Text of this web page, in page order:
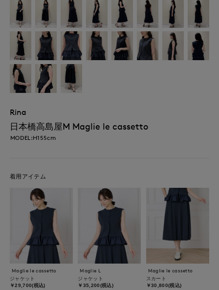
Rina
日本橋高島屋M Maglie le cassetto
MODEL:H155cm
着用アイテム
Maglie le cassetto
ジャケット
￥29,700(税込)
Maglie L
ジャケット
￥35,200(税込)
Maglie le cassetto
スカート
￥30,800(税込)